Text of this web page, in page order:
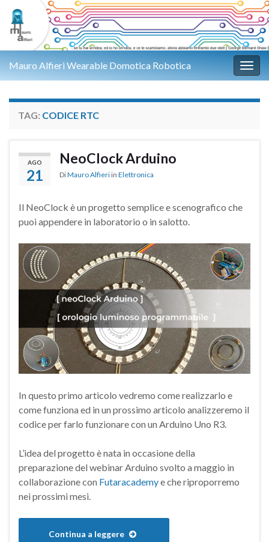
Mauro Alfieri Wearable Domotica Robotica
TAG: CODICE RTC
AGO
21
NeoClock Arduino
DiMauro Alfieri in Elettronica
Il NeoClock è un progetto semplice e scenografico che
puoi appendere in laboratorio o in salotto.
In questo primo articolo vedremo come realizzarlo e
come funziona ed in un prossimo articolo analizzeremo il
codice per farlo funzionare con un Arduino Uno R3.
L’idea del progetto è nata in occasione della
preparazione del webinar Arduino svolto a maggio in
collaborazione con Futaracademye che riproporremo
nei prossimi mesi.
Continua a leggere